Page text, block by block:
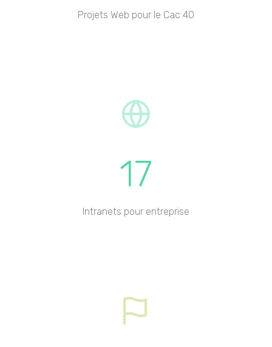
Projets Web pour le Cac 40
17
Intranets pour entreprise